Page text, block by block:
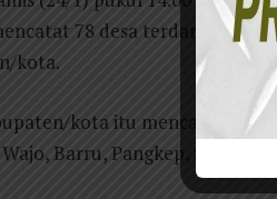
78 desa terdampak
kota.
kota itu mencakup
Barru, Pangkep, Sidrap,